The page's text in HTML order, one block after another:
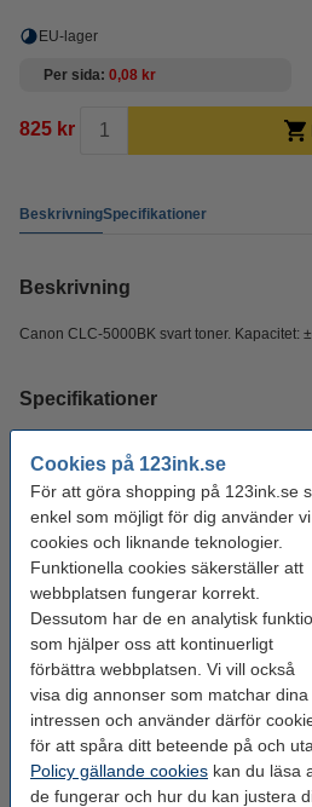
Cookies på 123ink.se
För att göra shopping på 123ink.se
enkel som möjligt för dig använder vi
cookies och liknande teknologier.
Funktionella cookies säkerställer att
webbplatsen fungerar korrekt.
Dessutom har de en analytisk
som hjälper oss att kontinuerligt
förbättra webbplatsen. Vi vill också
visa dig annonser som matchar dina
intressen och använder därför
för att spåra ditt beteende på och
Policy gällande cookies kan du läsa
de fungerar och hur du kan justera
EU-lager
Per sida 0,08 kr
825 kr
BeskrivningSpecifikationer
Beskrivning
Canon CLC-5000BK svart toner. Kapacitet:
Specifikationer
Typ: tonerkassett
Färg: svart
Varumärke: Canon
OEM: 6601A002AA
EAN: 4960999000206
Vårt artikelnr: 070952
Nummer: 6601A002AA